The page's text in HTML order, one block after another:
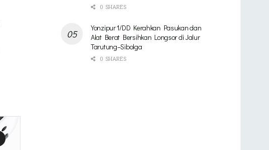
0 SHARES
Yonzipur 1/DD Kerahkan Pasukan dan
Alat Berat Bersihkan Longsor di Jalur
Tarutung–Sibolga
0 SHARES